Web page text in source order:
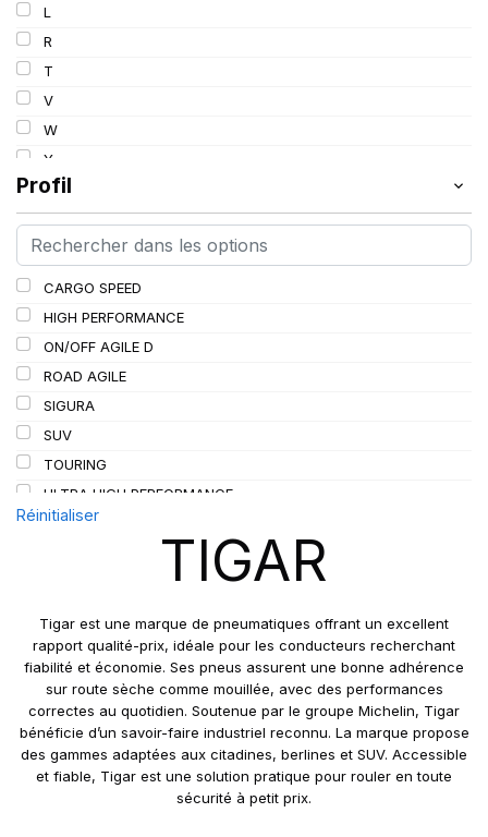
L
R
T
V
W
Y
Profil
CARGO SPEED
HIGH PERFORMANCE
ON/OFF AGILE D
ROAD AGILE
SIGURA
SUV
TOURING
ULTRA HIGH PERFORMANCE
Réinitialiser
TIGAR
Tigar est une marque de pneumatiques offrant un excellent
rapport qualité-prix, idéale pour les conducteurs recherchant
fiabilité et économie. Ses pneus assurent une bonne adhérence
sur route sèche comme mouillée, avec des performances
correctes au quotidien. Soutenue par le groupe Michelin, Tigar
bénéficie d’un savoir-faire industriel reconnu. La marque propose
des gammes adaptées aux citadines, berlines et SUV. Accessible
et fiable, Tigar est une solution pratique pour rouler en toute
sécurité à petit prix.